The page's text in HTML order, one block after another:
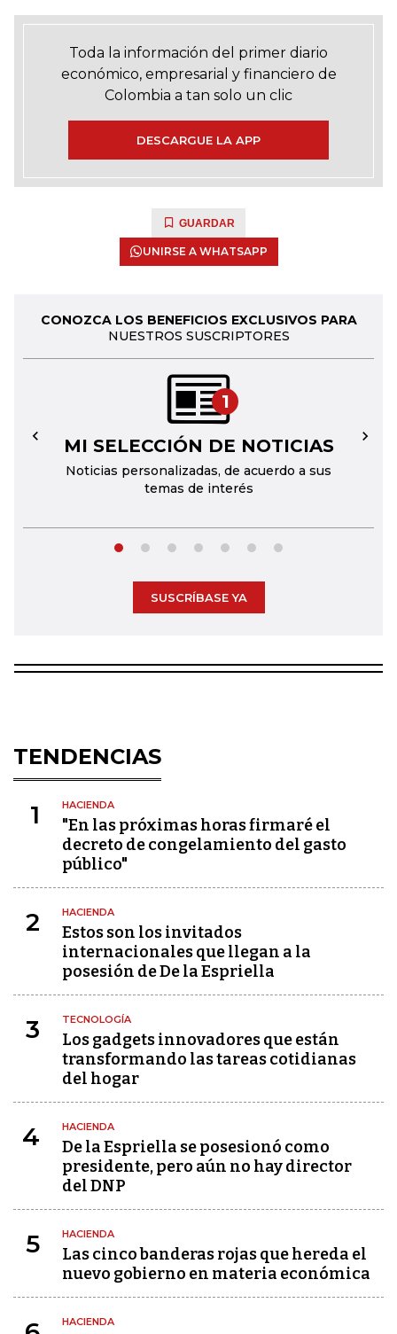
Toda la información del primer diario
económico, empresarial y financiero de
Colombia a tan solo un clic
DESCARGUE LA APP
GUARDAR
UNIRSE A WHATSAPP
CONOZCA LOS BENEFICIOS EXCLUSIVOS PARA
NUESTROS SUSCRIPTORES
1
MI SELECCIÓN DE NOTICIAS
Noticias personalizadas, de acuerdo a sus
temas de interés
← →
SUSCRÍBASE YA
TENDENCIAS
1 HACIENDA
"En las próximas horas firmaré el
decreto de congelamiento del gasto
público"
2 HACIENDA
Estos son los invitados
internacionales que llegan a la
posesión de De la Espriella
3 TECNOLOGÍA
Los gadgets innovadores que están
transformando las tareas cotidianas
del hogar
4 HACIENDA
De la Espriella se posesionó como
presidente, pero aún no hay director
del DNP
5 HACIENDA
Las cinco banderas rojas que hereda el
nuevo gobierno en materia económica
HACIENDA